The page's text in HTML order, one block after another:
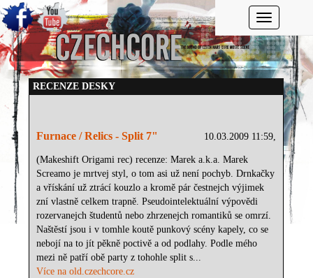
Toggle
RECENZE DESKY
10.03.2009 11:59,
Furnace / Relics - Split 7"
(Makeshift Origami rec) recenze: Marek a.k.a. Marek
Screamo je mrtvej styl, o tom asi už není pochyb. Drnkačky
a vřískání už ztrácí kouzlo a kromě pár čestnejch výjimek
zní vlastně celkem trapně. Pseudointelektuální výpovědi
rozervanejch študentů nebo zhrzenejch romantiků se omrzí.
Naštěstí jsou i v tomhle koutě punkový scény kapely, co se
nebojí na to jít pěkně poctivě a od podlahy. Podle mého
mezi ně patří obě party z tohohle split s...
Více na old.czechcore.cz